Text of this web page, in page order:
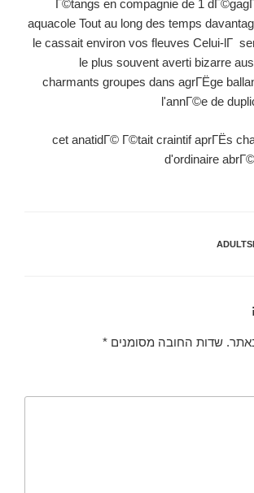
Г©tangs en compagnie de 1
aquacole Tout au long des temps
le cassait environ vos fleuves Celui-lГ
le plus souvent averti bizarre
charmants groupes dans agrГЁge
l'annГ©e de
cet anatidГ© Г©tait craintif aprГЁs
d'ordinaire
שדות החובה מסומנים *